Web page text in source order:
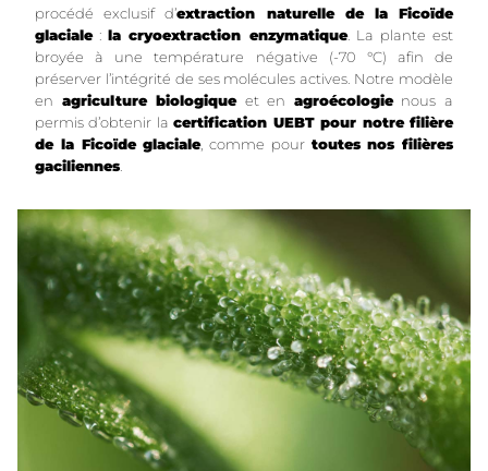
procédé exclusif d’extraction naturelle de la Ficoïde
glaciale:la cryoextraction enzymatique. La plante est
broyée à une température négative (-70 °C) afin de
préserver l’intégrité de ses molécules actives. Notre modèle
en agriculture biologiqueet en agroécologienous a
permis d’obtenir lacertification UEBT pour notre filière
de la Ficoïde glaciale, comme pour toutes nos filières
gaciliennes